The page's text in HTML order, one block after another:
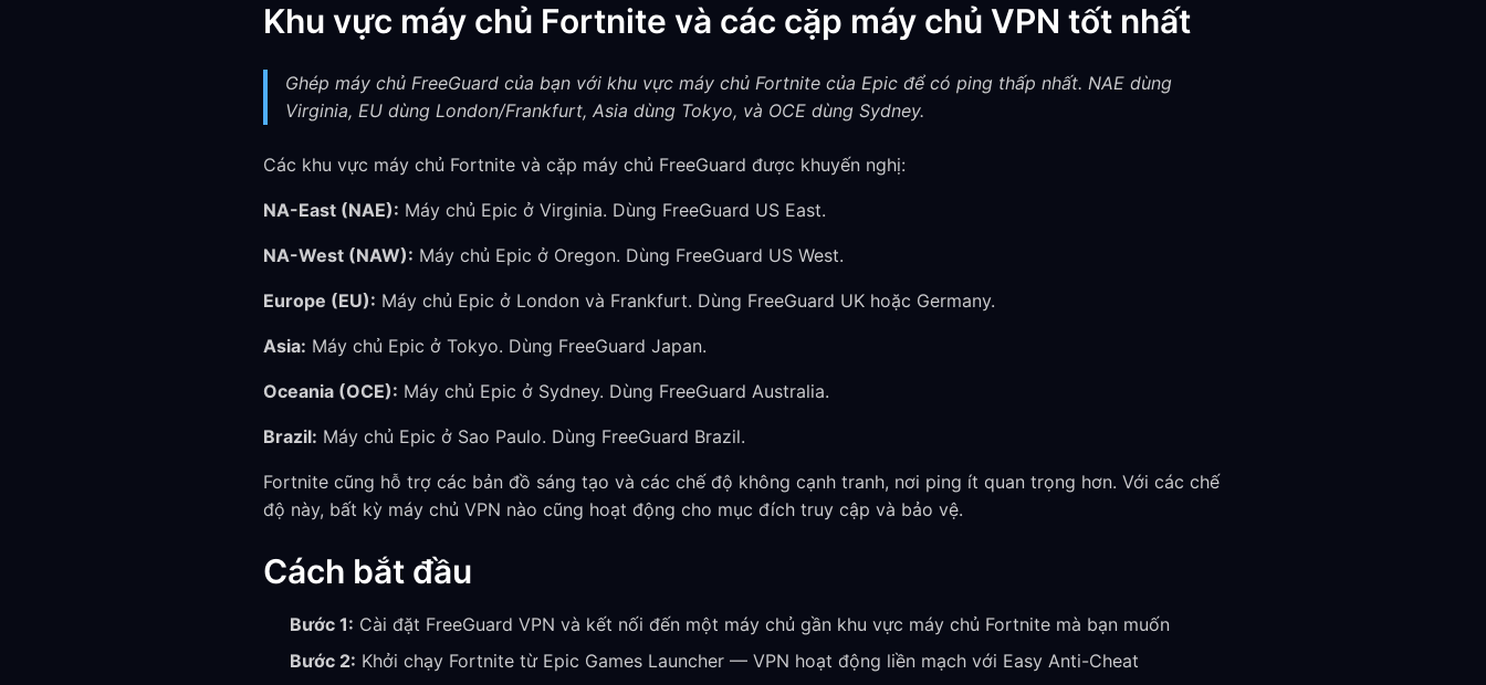
Khu vực máy chủ Fortnite và các cặp máy chủ VPN tốt nhất
Ghép máy chủ FreeGuard của bạn với khu vực máy chủ Fortnite của Epic để có ping thấp nhất. NAE dùng
Virginia, EU dùng London/Frankfurt, Asia dùng Tokyo, và OCE dùng Sydney.
Các khu vực máy chủ Fortnite và cặp máy chủ FreeGuard được khuyến nghị:
NA-East (NAE): Máy chủ Epic ở Virginia. Dùng FreeGuard US East.
NA-West (NAW): Máy chủ Epic ở Oregon. Dùng FreeGuard US West.
Europe (EU): Máy chủ Epic ở London và Frankfurt. Dùng FreeGuard UK hoặc Germany.
Asia: Máy chủ Epic ở Tokyo. Dùng FreeGuard Japan.
Oceania (OCE): Máy chủ Epic ở Sydney. Dùng FreeGuard Australia.
Brazil: Máy chủ Epic ở Sao Paulo. Dùng FreeGuard Brazil.
Fortnite cũng hỗ trợ các bản đồ sáng tạo và các chế độ không cạnh tranh, nơi ping ít quan trọng hơn. Với các chế
độ này, bất kỳ máy chủ VPN nào cũng hoạt động cho mục đích truy cập và bảo vệ.
Cách bắt đầu
Bước 1: Cài đặt FreeGuard VPN và kết nối đến một máy chủ gần khu vực máy chủ Fortnite mà bạn muốn
Bước 2: Khởi chạy Fortnite từ Epic Games Launcher — VPN hoạt động liền mạch với Easy Anti-Cheat